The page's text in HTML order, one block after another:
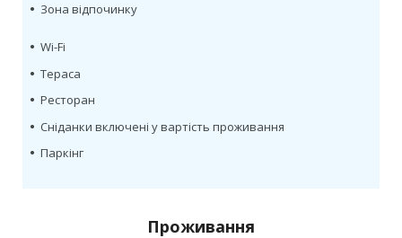
• Зона відпочинку
• Wi-Fi
• Тераса
• Ресторан
• Сніданки включені у вартість проживання
• Паркінг
Проживання